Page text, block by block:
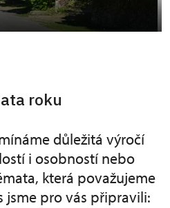
roku
důležitá výročí
i osobností nebo
která považujeme
jsme pro vás připravili: